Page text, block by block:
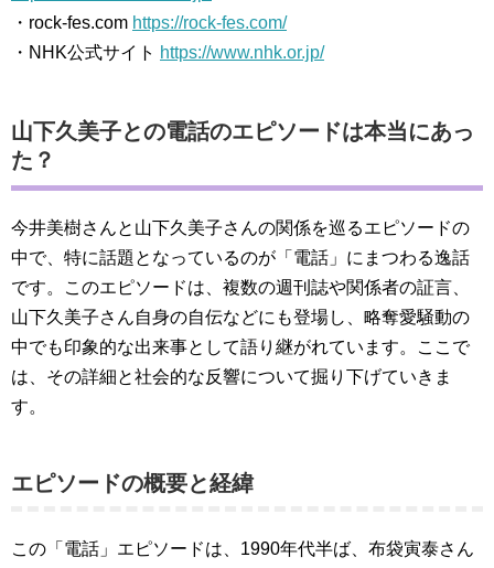
・rock-fes.com https://rock-fes.com/
・NHK公式サイト https://www.nhk.or.jp/
山下久美子との電話のエピソードは本当にあっ
た？
今井美樹さんと山下久美子さんの関係を巡るエピソードの
中で、特に話題となっているのが「電話」にまつわる逸話
です。このエピソードは、複数の週刊誌や関係者の証言、
山下久美子さん自身の自伝などにも登場し、略奪愛騒動の
中でも印象的な出来事として語り継がれています。ここで
は、その詳細と社会的な反響について掘り下げていきま
す。
エピソードの概要と経緯
この「電話」エピソードは、1990年代半ば、布袋寅泰さん